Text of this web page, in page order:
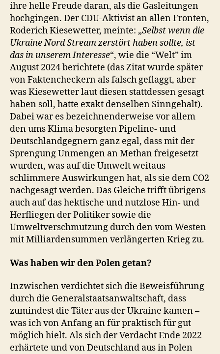
ihre helle Freude daran, als die Gasleitungen
hochgingen. Der CDU-Aktivist an allen Fronten,
Roderich Kiesewetter, meinte: „Selbst wenn die
Ukraine Nord Stream zerstört haben sollte, ist
das in unserem Interesse“, wie die “Welt” im
August 2024 berichtete (das Zitat wurde später
von Faktencheckern als falsch geflaggt, aber
was Kiesewetter laut diesen stattdessen gesagt
haben soll, hatte exakt denselben Sinngehalt).
Dabei war es bezeichnenderweise vor allem
den ums Klima besorgten Pipeline- und
Deutschlandgegnern ganz egal, dass mit der
Sprengung Unmengen an Methan freigesetzt
wurden, was auf die Umwelt weitaus
schlimmere Auswirkungen hat, als sie dem CO2
nachgesagt werden. Das Gleiche trifft übrigens
auch auf das hektische und nutzlose Hin- und
Herfliegen der Politiker sowie die
Umweltverschmutzung durch den vom Westen
mit Milliardensummen verlängerten Krieg zu.
Was haben wir den Polen getan?
Inzwischen verdichtet sich die Beweisführung
durch die Generalstaatsanwaltschaft, dass
zumindest die Täter aus der Ukraine kamen –
was ich von Anfang an für praktisch für gut
möglich hielt. Als sich der Verdacht Ende 2022
erhärtete und von Deutschland aus in Polen